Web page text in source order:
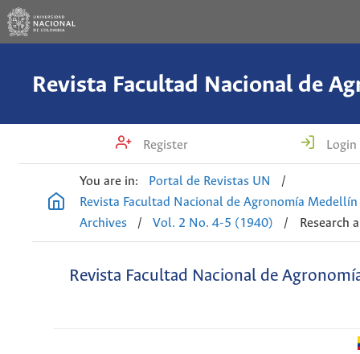
Register Login
You are in: Portal de Revistas UN
/
Revista Facultad Nacional de Agronomía Medellín
Archives
/ Vol. 2 No. 4-5 (1940) / Research
Revista Facultad Nacional de